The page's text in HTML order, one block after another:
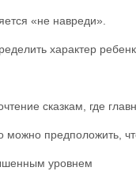
«не навреди».
характер
сказкам, где
можно предположить,
уровнем